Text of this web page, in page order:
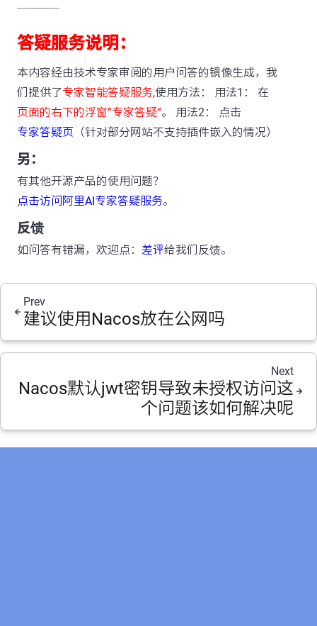
---------------
答疑服务说明：
本内容经由技术专家审阅的用户问答的镜像生成，我
们提供了专家智能答疑服务,使用方法： 用法1： 在
页面的右下的浮窗”专家答疑“。 用法2： 点击
专家答疑页 （针对部分网站不支持插件嵌入的情况）
另：
有其他开源产品的使用问题？
点击访问阿里AI专家答疑服务。
反馈
如问答有错漏，欢迎点： 差评给我们反馈。
Prev
建议使用Nacos放在公网吗
Next
Nacos默认jwt密钥导致未授权访问这
个问题该如何解决呢